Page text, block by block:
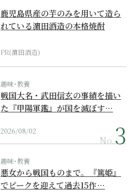
鹿児島県産の芋のみを用いて造ら
れている濵田酒造の本格焼酎
PR(濵田酒造)
趣味･教養
戦国大名・武田信玄の事績を描い
た『甲陽軍鑑』が国を滅ぼす…
2026/08/02
No.
趣味･教養
悪女から戦国ものまで。『篤姫』
でピークを迎えて過去15作…